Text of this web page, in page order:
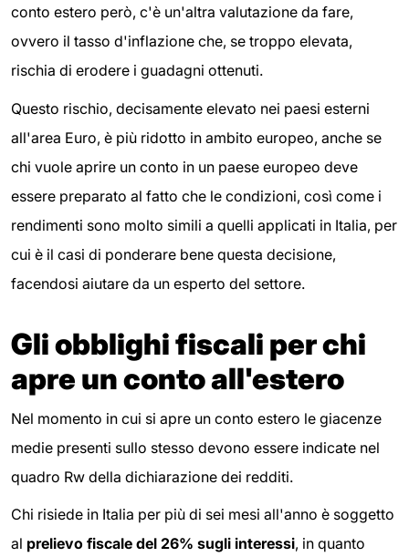
conto estero però, c'è un'altra valutazione da fare,
ovvero il tasso d'inflazione che, se troppo elevata,
rischia di erodere i guadagni ottenuti.
Questo rischio, decisamente elevato nei paesi esterni
all'area Euro, è più ridotto in ambito europeo, anche se
chi vuole aprire un conto in un paese europeo deve
essere preparato al fatto che le condizioni, così come i
rendimenti sono molto simili a quelli applicati in Italia, per
cui è il casi di ponderare bene questa decisione,
facendosi aiutare da un esperto del settore.
Gli obblighi fiscali per chi
apre un conto all'estero
Nel momento in cui si apre un conto estero le giacenze
medie presenti sullo stesso devono essere indicate nel
quadro Rw della dichiarazione dei redditi.
Chi risiede in Italia per più di sei mesi all'anno è soggetto
al prelievo fiscale del 26% sugli interessi, in quanto